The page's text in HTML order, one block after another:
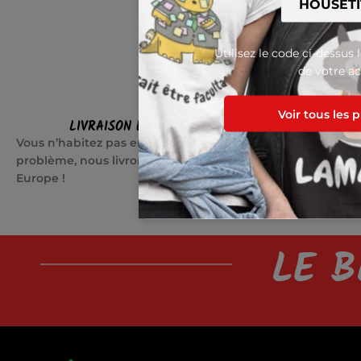
LIVRAISON EN EUROPE
Vous n’habitez pas en France ? Pas de
problème, nous livrons partout en
Europe !
Quelque
jours pour
LE
Utilisez le code ci-dessus
de votre
Voir tous les